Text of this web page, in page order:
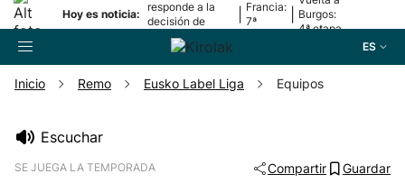
Hoy es noticia:
responde a la
decisión de
Oriamendi
Francia:
7ª
Burgos:
4ª etapa
ES
Inicio Remo Eusko Label Liga Equipos
Escuchar
SE JUEGA LA TEMPORADA Compartir Guardar